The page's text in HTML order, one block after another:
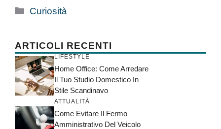
Categorie
Curiosità
ARTICOLI RECENTI
LIFESTYLE
Home Office: Come Arredare
Il Tuo Studio Domestico In
Stile Scandinavo
ATTUALITÀ
Come Evitare Il Fermo
Amministrativo Del Veicolo